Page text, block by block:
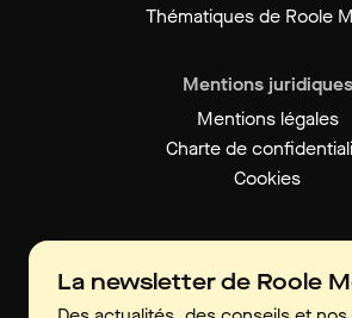
Thématiques de Roole
Mentions juridiques
Mentions légales
Charte de
Cookies
La newsletter de Roole